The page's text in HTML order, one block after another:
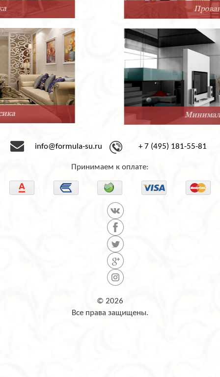
Минимализм
info@formula-su.ru + 7 (495) 181-55-81
Принимаем к оплате:
© 2026
Все права защищены.